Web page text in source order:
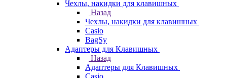
Чехлы, накидки для клавишных
Назад
Чехлы, накидки для клавишных
Casio
BagSy
Адаптеры для Клавишных
Назад
Адаптеры для Клавишных
Casio